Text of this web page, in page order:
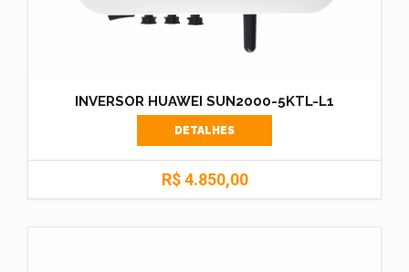
INVERSOR HUAWEI SUN2000-5KTL-L1
DETALHES
R$ 4.850,00